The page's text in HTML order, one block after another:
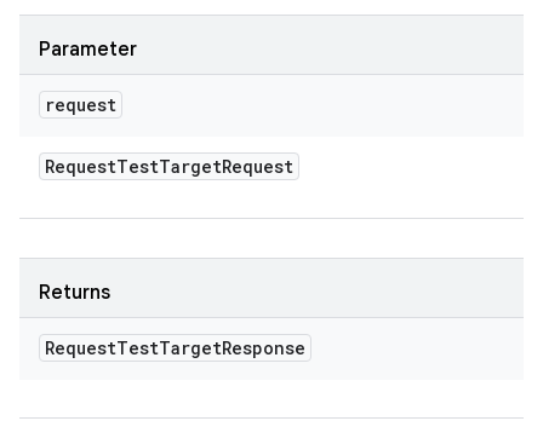
Parameter
request
RequestTestTargetRequest
Returns
RequestTestTargetResponse